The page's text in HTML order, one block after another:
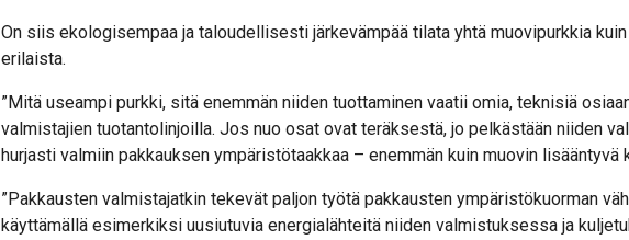
On siis ekologisempaa ja taloudellisesti järkevämpää tilata yhtä muovipurkkia
erilaista.
”Mitä useampi purkki, sitä enemmän niiden tuottaminen vaatii omia, teknisiä
valmistajien tuotantolinjoilla. Jos nuo osat ovat teräksestä, jo pelkästään niiden
hurjasti valmiin pakkauksen ympäristötaakkaa – enemmän kuin muovin lisääntyvä
”Pakkausten valmistajatkin tekevät paljon työtä pakkausten ympäristökuorman
käyttämällä esimerkiksi uusiutuvia energialähteitä niiden valmistuksessa ja